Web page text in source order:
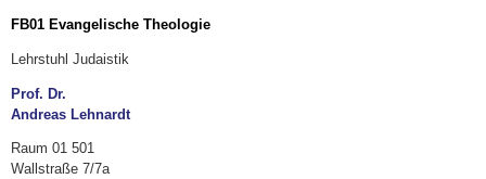
FB01 Evangelische Theologie
Lehrstuhl Judaistik
Prof. Dr.
Andreas Lehnardt
Raum 01 501
Wallstraße 7/7a